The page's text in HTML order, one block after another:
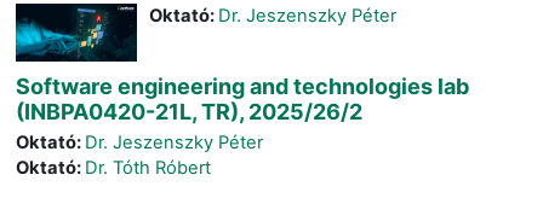
Oktató: Dr. Jeszenszky Péter
Software engineering and technologies lab
(INBPA0420-21L, TR), 2025/26/2
Oktató: Dr. Jeszenszky Péter
Oktató: Dr. Tóth Róbert